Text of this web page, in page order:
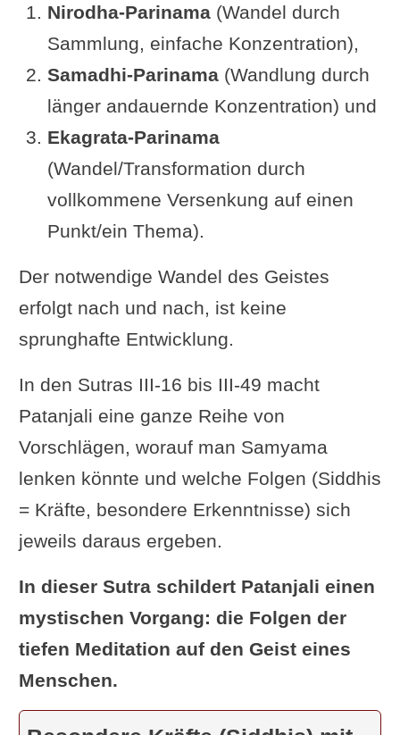
Prozesseshat man Wissen über die
Gedanken anderer.“
Swami Satchidananda: „Durch
Samyama auf die
Unterscheidungsmerkmale der
Körper anderererlangt manWissen
über deren geistige Bilder.“
Swami Prabhavananda: „Indem man
Samyama auf die
Unterscheidungsmerkmale des
Körpers eines anderen macht, erlangt
Swami Vivekananda: „Indem man
Samyama auf die Zeichen im
macht, erlangt
man Wissen über die Beschaffenheit
seines Geistes.“
Wim van den Dungen (buddhistischer
Kommentar zum Yogasutra): „Durch
die Gedanken eines anderen, Wissen
über sein Bewusstsein.“
Eliade (Seite 95): „DurchSamyama
Nirodha-Parinama (Wandel durch
Sammlung, einfache Konzentration),
Samadhi-Parinama (Wandlung durch
länger andauernde Konzentration) und
Ekagrata-Parinama
(Wandel/Transformation durch
vollkommene Versenkung auf einen
Punkt/ein Thema).
Der notwendige Wandel des Geistes
erfolgt nach und nach, ist keine
sprunghafte Entwicklung.
In den Sutras III-16 bis III-49 macht
Patanjali eine ganze Reihe von
Vorschlägen, worauf man Samyama
lenken könnte und welche Folgen (Siddhis
= Kräfte, besondere Erkenntnisse) sich
jeweils daraus ergeben.
In dieser Sutra schildert Patanjali einen
mystischen Vorgang: die Folgen der
tiefen Meditation auf den Geist eines
Menschen.